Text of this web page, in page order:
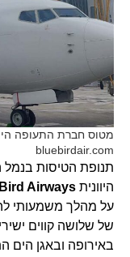
bluebirdair.com
תנופת הטיסות בנמל
היווניתBird Airways
על מהלך משמעותי
של שלושה קווים
באירופה ובאגן הים